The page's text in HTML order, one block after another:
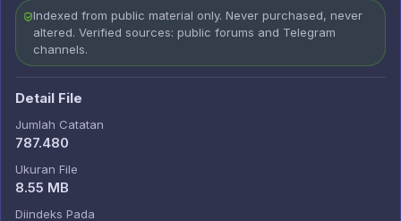
Indexed from public material only. Never purchased, never
altered. Verified sources: public forums and Telegram
channels.
Detail File
Jumlah Catatan
787.480
Ukuran File
8.55 MB
Diindeks Pada